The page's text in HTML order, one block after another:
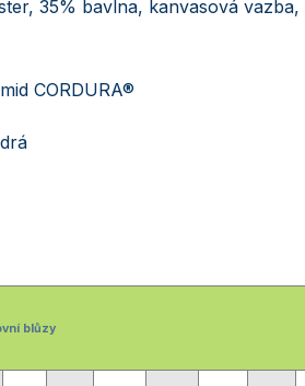
35% bavlna, kanvasová vazba,
CORDURA®
blůzy